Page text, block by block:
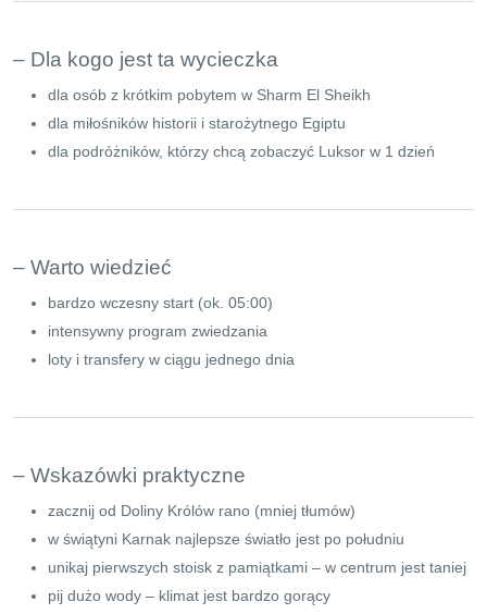
– Dla kogo jest ta wycieczka
dla osób z krótkim pobytem w Sharm El Sheikh
dla miłośników historii i starożytnego Egiptu
dla podróżników, którzy chcą zobaczyć Luksor w 1 dzień
– Warto wiedzieć
bardzo wczesny start (ok. 05:00)
intensywny program zwiedzania
loty i transfery w ciągu jednego dnia
– Wskazówki praktyczne
zacznij od Doliny Królów rano (mniej tłumów)
w świątyni Karnak najlepsze światło jest po południu
unikaj pierwszych stoisk z pamiątkami – w centrum jest taniej
pij dużo wody – klimat jest bardzo gorący